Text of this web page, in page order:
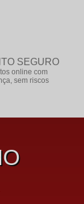
SEGURO
online com
sem riscos